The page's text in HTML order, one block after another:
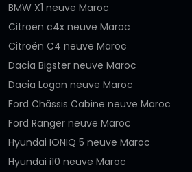
BMW X1 neuve Maroc
Citroën c4x neuve Maroc
Citroën C4 neuve Maroc
Dacia Bigster neuve Maroc
Dacia Logan neuve Maroc
Ford Châssis Cabine neuve Maroc
Ford Ranger neuve Maroc
Hyundai IONIQ 5 neuve Maroc
Hyundai i10 neuve Maroc